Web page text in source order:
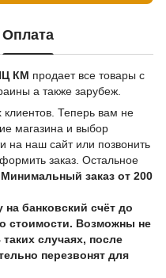
Оплата
КМ продает все товары с
а также зарубеж.
Теперь вам не
магазина и выбор
на наш сайт или позвонить
заказ. Остальное
заказ от 200
банковский счёт до
стоимости. Возможны не
случаях, после
перезвонят для